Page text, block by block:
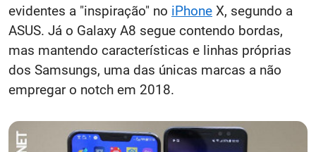
evidentes a "inspiração" no iPhone X, segundo a
ASUS. Já o Galaxy A8 segue contendo bordas,
mas mantendo características e linhas próprias
dos Samsungs, uma das únicas marcas a não
empregar o notch em 2018.